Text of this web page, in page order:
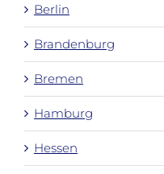
Berlin
Brandenburg
Bremen
Hamburg
Hessen